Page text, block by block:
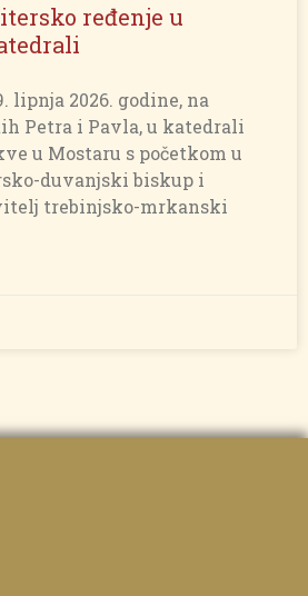
ređenje u
lipnja 2026. godine, na
Petra i Pavla, u katedrali
u Mostaru s početkom u
duvanjski biskup i
trebinjsko-mrkanski